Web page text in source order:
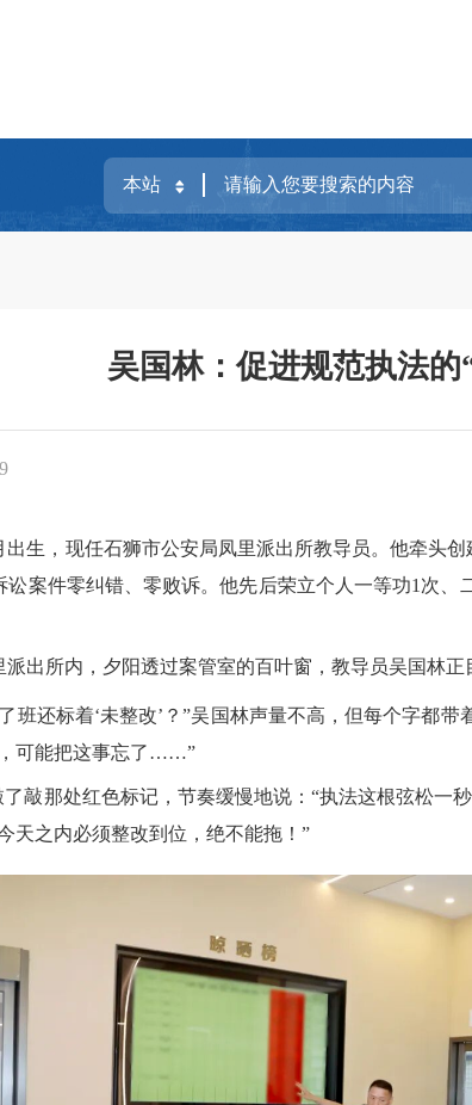
吴国林：促进规范执法的
，现任石狮市公安局凤里派出所教导员。他牵头创
案件零纠错、零败诉。他先后荣立个人一等功1次
所内，夕阳透过案管室的百叶窗，教导员吴国林正
还标着‘未整改’？”吴国林声量不高，但每个字都带
可能把这事忘了……”
那处红色标记，节奏缓慢地说：“执法这根弦松一
天之内必须整改到位，绝不能拖！”